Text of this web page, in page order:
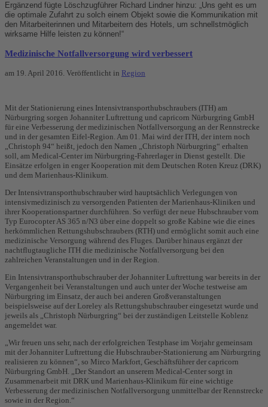
Ergänzend fügte Löschzugführer Richard Lindner hinzu: „Uns geht es um
die optimale Zufahrt zu solch einem Objekt sowie die Kommunikation mit
den Mitarbeiterinnen und Mitarbeitern des Hotels, um schnellstmöglich
wirksame Hilfe leisten zu können!“
Medizinische Notfallversorgung wird verbessert
am 19. April 2016 . Veröffentlicht in Region
Mit der Stationierung eines Intensivtransporthubschraubers (ITH) am
Nürburgring sorgen Johanniter Luftrettung und capricorn Nürburgring GmbH
für eine Verbesserung der medizinischen Notfallversorgung an der Rennstrecke
und in der gesamten Eifel-Region. Am 01. Mai wird der ITH, der intern noch
„Christoph 94“ heißt, jedoch den Namen „Christoph Nürburgring“ erhalten
soll, am Medical-Center im Nürburgring-Fahrerlager in Dienst gestellt. Die
Einsätze erfolgen in enger Kooperation mit dem Deutschen Roten Kreuz (DRK)
und dem Marienhaus-Klinikum.
Der Intensivtransporthubschrauber wird hauptsächlich Verlegungen von
intensivmedizinisch zu versorgenden Patienten der Marienhaus-Kliniken und
ihrer Kooperationspartner durchführen. So verfügt der neue Hubschrauber vom
Typ Eurocopter AS 365 n/N3 über eine doppelt so große Kabine wie die eines
herkömmlichen Rettungshubschraubers (RTH) und ermöglicht somit auch eine
medizinische Versorgung während des Fluges. Darüber hinaus ergänzt der
nachtflugtaugliche ITH die medizinische Notfallversorgung bei den
zahlreichen Veranstaltungen und in der Region.
Ein Intensivtransporthubschrauber der Johanniter Luftrettung war bereits in der
Vergangenheit bei Veranstaltungen und auch unter der Woche testweise am
Nürburgring im Einsatz, der auch bei anderen Großveranstaltungen
beispielsweise auf der Loreley als Rettungshubschrauber eingesetzt wurde und
jeweils als „Christoph Nürburgring“ bei der zuständigen Leitstelle Koblenz
angemeldet war.
„Wir freuen uns sehr, nach der erfolgreichen Testphase im Vorjahr gemeinsam
mit der Johanniter Luftrettung die Hubschrauber-Stationierung am Nürburgring
realisieren zu können“, so Mirco Markfort, Geschäftsführer der capricorn
Nürburgring GmbH. „Der Standort an unserem Medical-Center sorgt in
Zusammenarbeit mit DRK und Marienhaus-Klinikum für eine wichtige
Verbesserung der medizinischen Notfallversorgung unmittelbar der Rennstrecke
sowie in der Region.“